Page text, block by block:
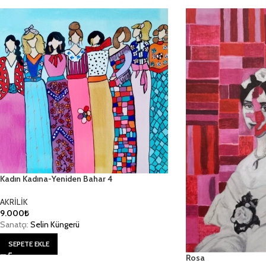
Kadın Kadına-Yeniden Bahar 4
AKRİLİK
9.000₺
Sanatçı: Selin Küngerü
SEPETE EKLE
Rosa